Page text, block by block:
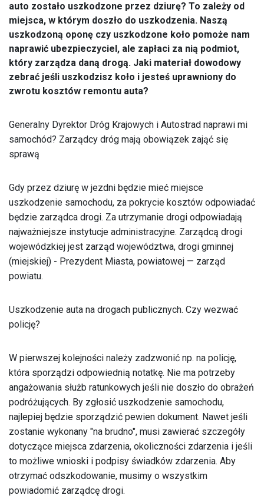
auto zostało uszkodzone przez dziurę? To zależy od
miejsca, w którym doszło do uszkodzenia. Naszą
uszkodzoną oponę czy uszkodzone koło pomoże nam
naprawić ubezpieczyciel, ale zapłaci za nią podmiot,
który zarządza daną drogą. Jaki materiał dowodowy
zebrać jeśli uszkodzisz koło i jesteś uprawniony do
zwrotu kosztów remontu auta?
Generalny Dyrektor Dróg Krajowych i Autostrad naprawi mi
samochód? Zarządcy dróg mają obowiązek zająć się
sprawą
Gdy przez dziurę w jezdni będzie mieć miejsce
uszkodzenie samochodu, za pokrycie kosztów odpowiadać
będzie zarządca drogi. Za utrzymanie drogi odpowiadają
najważniejsze instytucje administracyjne. Zarządcą drogi
wojewódzkiej jest zarząd województwa, drogi gminnej
(miejskiej) - Prezydent Miasta, powiatowej — zarząd
powiatu.
Uszkodzenie auta na drogach publicznych. Czy wezwać
policję?
W pierwszej kolejności należy zadzwonić np. na policję,
która sporządzi odpowiednią notatkę. Nie ma potrzeby
angażowania służb ratunkowych jeśli nie doszło do obrażeń
podróżujących. By zgłosić uszkodzenie samochodu,
najlepiej będzie sporządzić pewien dokument. Nawet jeśli
zostanie wykonany "na brudno", musi zawierać szczegóły
dotyczące miejsca zdarzenia, okoliczności zdarzenia i jeśli
to możliwe wnioski i podpisy świadków zdarzenia. Aby
otrzymać odszkodowanie, musimy o wszystkim
powiadomić zarządcę drogi.